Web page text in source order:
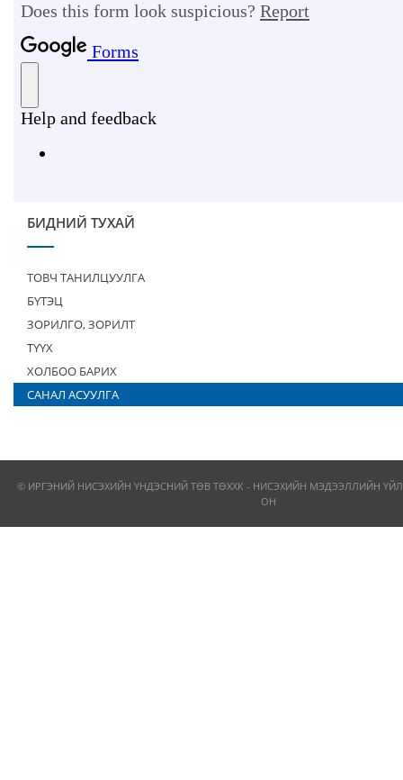
БИДНИЙ ТУХАЙ
ТОВЧ ТАНИЛЦУУЛГА
БҮТЭЦ
ЗОРИЛГО, ЗОРИЛТ
ТҮҮХ
ХОЛБОО БАРИХ
САНАЛ АСУУЛГА
© ИРГЭНИЙ НИСЭХИЙН ҮНДЭСНИЙ ТӨВ ТӨХХК - НИСЭХИЙН МЭДЭЭЛЛИЙН
ОН